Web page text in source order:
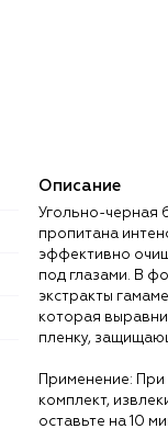
Описание
Угольно-черная
пропитана
эффективно
под глазами. В
экстракты
которая
пленку,
Применение:
комплект,
оставьте на 10